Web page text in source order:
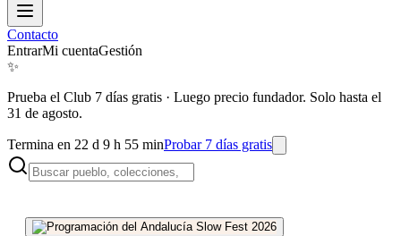
Contacto
EntrarMi cuentaGestión
✨
Prueba el Club 7 días gratis · Luego precio fundador. Solo hasta el
31 de agosto.
Termina en 22 d 9 h 55 minProbar 7 días gratis